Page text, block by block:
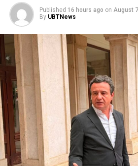
së Kosovës kanë rikonfirmuar
çështje.
“Policia e Kosovës dhe Prokuroria
së Kosovës mbeten të
të këtij rasti, duke ndërmarrë të
nevojshme hetimore në përputhje me
koordinim të ngushtë
Published 16 hours ago on August
By UBTNews